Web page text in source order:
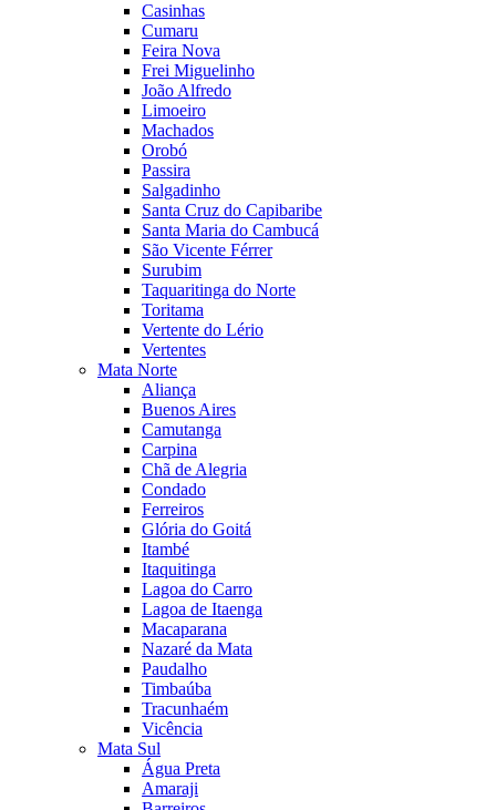
Casinhas
Cumaru
Feira Nova
Frei Miguelinho
João Alfredo
Limoeiro
Machados
Orobó
Passira
Salgadinho
Santa Cruz do Capibaribe
Santa Maria do Cambucá
São Vicente Férrer
Surubim
Taquaritinga do Norte
Toritama
Vertente do Lério
Vertentes
Mata Norte
Aliança
Buenos Aires
Camutanga
Carpina
Chã de Alegria
Condado
Ferreiros
Glória do Goitá
Itambé
Itaquitinga
Lagoa do Carro
Lagoa de Itaenga
Macaparana
Nazaré da Mata
Paudalho
Timbaúba
Tracunhaém
Vicência
Mata Sul
Água Preta
Amaraji